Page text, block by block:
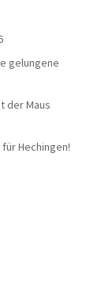
gelungene
der Maus
Hechingen!